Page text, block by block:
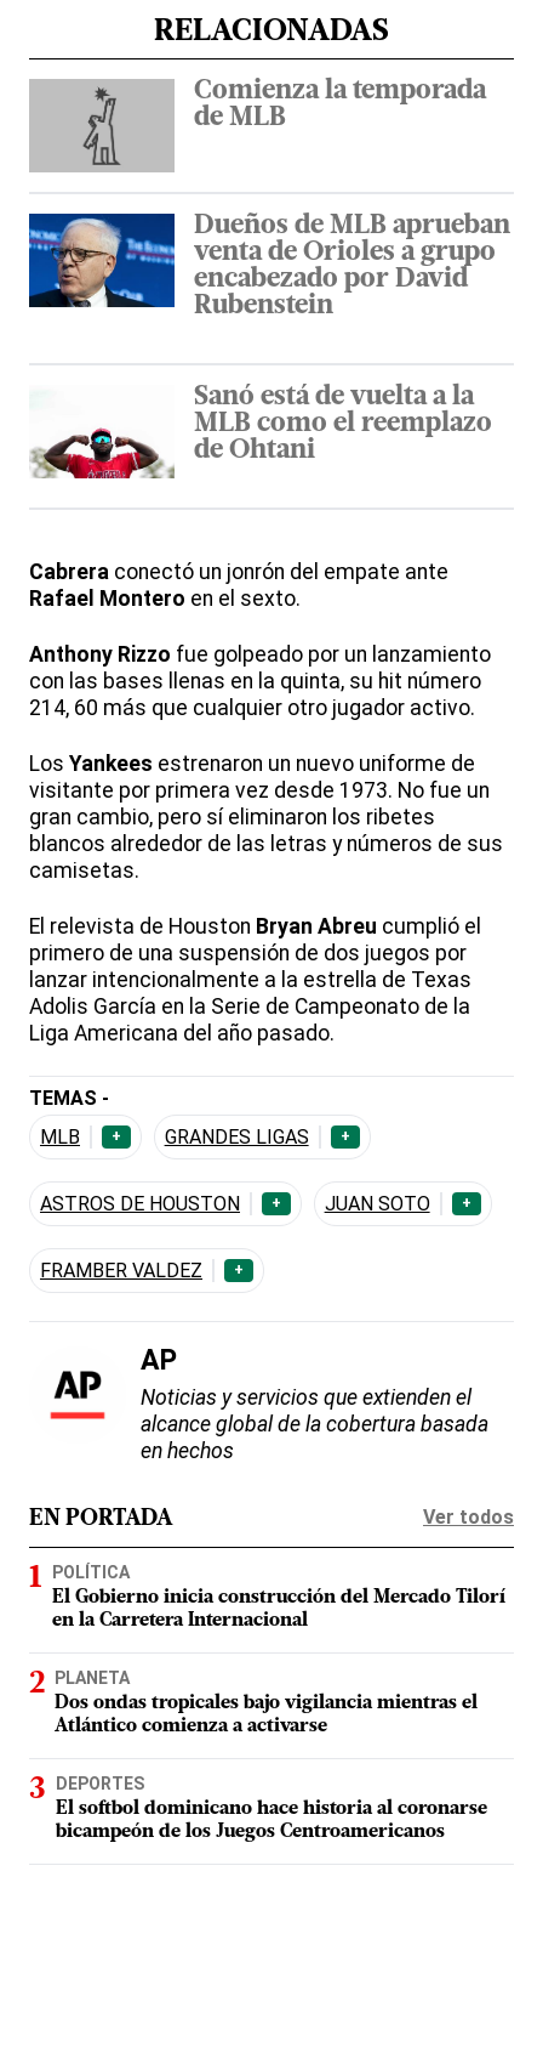
RELACIONADAS
Comienza la temporada
de MLB
Dueños de MLB aprueban
venta de Orioles a grupo
encabezado por David
Rubenstein
Sanó está de vuelta a la
MLB como el reemplazo
de Ohtani
Cabrera conectó un jonrón del empate ante
Rafael Montero en el sexto.
Anthony Rizzo fue golpeado por un lanzamiento
con las bases llenas en la quinta, su hit número
214, 60 más que cualquier otro jugador activo.
Los Yankees estrenaron un nuevo uniforme de
visitante por primera vez desde 1973. No fue un
gran cambio, pero sí eliminaron los ribetes
blancos alrededor de las letras y números de sus
camisetas.
El relevista de Houston Bryan Abreu cumplió el
primero de una suspensión de dos juegos por
lanzar intencionalmente a la estrella de Texas
Adolis García en la Serie de Campeonato de la
Liga Americana del año pasado.
TEMAS -
MLB
+ GRANDES LIGAS +
ASTROS DE HOUSTON + JUAN SOTO +
FRAMBER VALDEZ +
AP
Noticias y servicios que extienden el
alcance global de la cobertura basada
en hechos
EN PORTADA Ver todos
POLÍTICA
El Gobierno inicia construcción del Mercado Tilorí
en la Carretera Internacional
PLANETA
Dos ondas tropicales bajo vigilancia mientras el
Atlántico comienza a activarse
DEPORTES
El softbol dominicano hace historia al coronarse
bicampeón de los Juegos Centroamericanos